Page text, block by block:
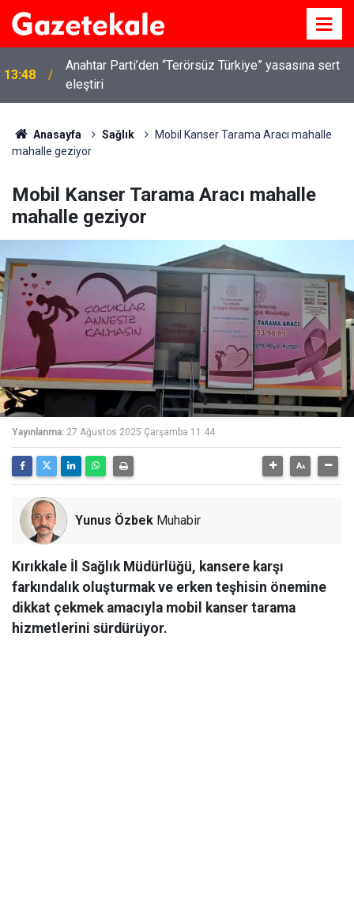
Anahtar Parti’den “Terörsüz Türkiye” yasasına sert
eleştiri
13:07
Kırıkkale’de hayvan hastalıklarına karşı denetimler
artırıldı
Anasayfa Sağlık
Mobil Kanser Tarama Aracı mahalle
mahalle geziyor
Mobil Kanser Tarama Aracı mahalle
mahalle geziyor
Yayınlanma: 27 Ağustos 2025 Çarşamba 11:44
Yunus Özbek Muhabir
Kırıkkale İl Sağlık Müdürlüğü, kansere karşı
farkındalık oluşturmak ve erken teşhisin önemine
dikkat çekmek amacıyla mobil kanser tarama
hizmetlerini sürdürüyor.